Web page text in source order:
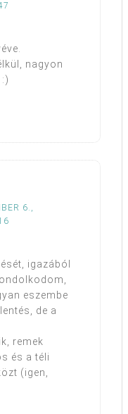
nagyon
6.,
igazából
eszembe
de a
remek
és a téli
(igen,